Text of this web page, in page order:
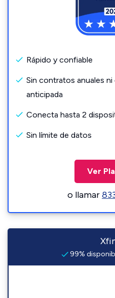
Rápido y confiable
Sin contratos anuales
anticipada
Conecta hasta 2
Sin límite de datos
Ver
o llamar
99%